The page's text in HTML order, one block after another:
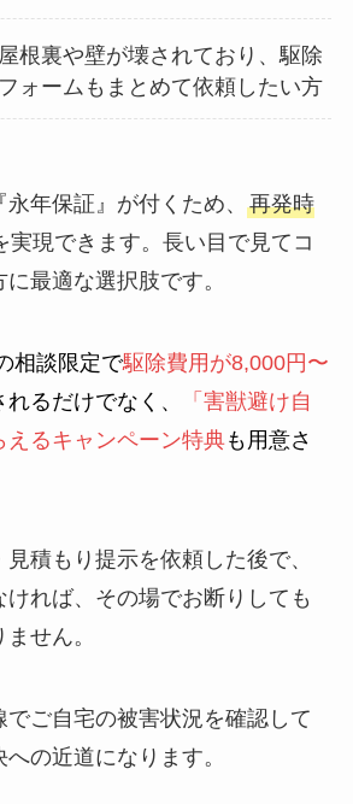
根裏や壁が壊されており、駆除
ォームもまとめて依頼したい方
年保証』が付くため、 再発時
実現できます。長い目で見てコ
最適な選択肢です。
相談限定で駆除費用が8,000円〜
れるだけでなく、
「害獣避け自
えるキャンペーン特典も用意さ
積もり提示を依頼した後で、
れば、その場でお断りしても
せん。
でご自宅の被害状況を確認して
の近道になります。